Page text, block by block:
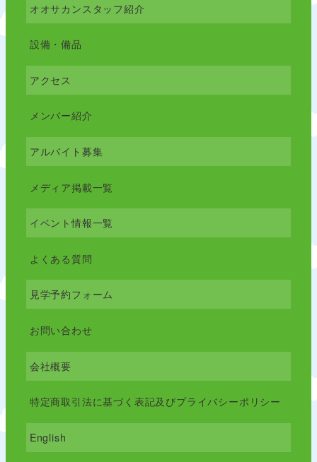
オオサカンスタッフ紹介
設備・備品
アクセス
メンバー紹介
アルバイト募集
メディア掲載一覧
イベント情報一覧
よくある質問
見学予約フォーム
お問い合わせ
会社概要
特定商取引法に基づく表記及びプライバシーポリシー
English